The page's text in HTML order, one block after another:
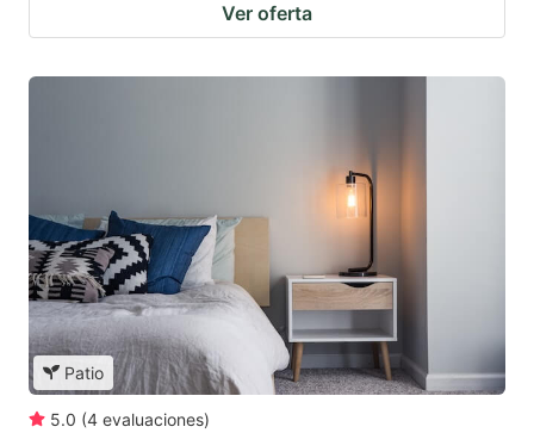
Ver oferta
Patio
5.0 (4 evaluaciones)